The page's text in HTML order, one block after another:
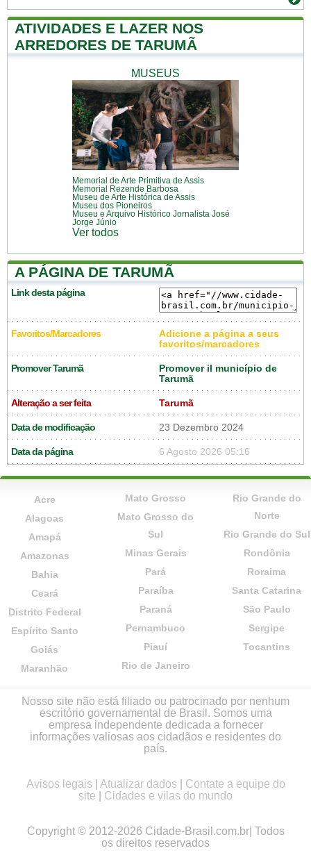
ATIVIDADES E LAZER NOS
ARREDORES DE TARUMÃ
MUSEUS
Memorial de Arte Primitiva de Assis
Memorial Rezende Barbosa
Museu de Arte Histórica de Assis
Museu dos Pioneiros
Museu e Arquivo Histórico Jornalista José
Jorge Júnio
Ver todos
A PÁGINA DE TARUMÃ
Link desta página
Favoritos/Marcadores
Adicione a página a seus
favoritos/marcadores
Promover Tarumã
Promover il município de
Tarumã
Alteração a ser feita Tarumã
Data de modificação 23 Dezembro 2024
Data da página 6 Agosto 2026 05:16
Acre
Alagoas
Amapá
Amazonas
Bahia
Ceará
Distrito Federal
Espírito Santo
Goiás
Maranhão
Mato Grosso
Mato Grosso do
Sul
Minas Gerais
Pará
Paraíba
Paraná
Pernambuco
Piauí
Rio de Janeiro
Rio Grande do
Norte
Rio Grande do Sul
Rondônia
Roraima
Santa Catarina
São Paulo
Sergipe
Tocantins
Nosso site não está filiado ou patrocinado por nenhum
escritório governamental de Brasil. Somos uma
empresa independente dedicada a fornecer
informações valiosas aos cidadãos e residentes do
país.
Avisos legais Atualizar dados
Contate a equipe do
site
Cidades e vilas do mundo
Copyright © 2012-2026 Cidade-Brasil.com.br| Todos
os direitos reservados